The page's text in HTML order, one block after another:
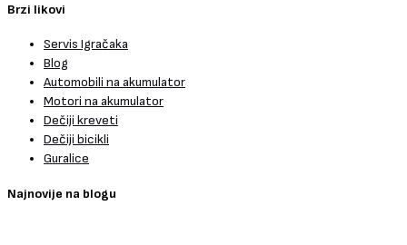
Brzi likovi
Servis Igračaka
Blog
Automobili na akumulator
Motori na akumulator
Dečiji kreveti
Dečiji bicikli
Guralice
Najnovije na blogu